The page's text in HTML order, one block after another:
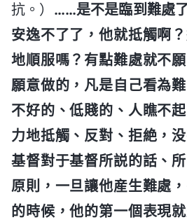
抗。） ……是不是臨到難處
安逸不了了，他就抵觸啊
地順服嗎？有點難處就不
願意做的，凡是自己看為
不好的、低賤的、人瞧不
力地抵觸、反對、拒絶，
基督對于基督所説的話、
原則，一旦讓他産生難處
的時候，他的第一個表現